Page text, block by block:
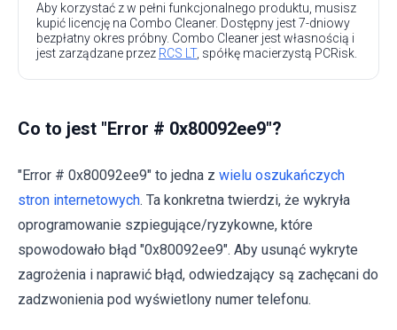
Aby korzystać z w pełni funkcjonalnego produktu, musisz
kupić licencję na Combo Cleaner. Dostępny jest 7-dniowy
bezpłatny okres próbny. Combo Cleaner jest własnością i
jest zarządzane przez RCS LT, spółkę macierzystą PCRisk.
Co to jest "Error # 0x80092ee9"?
"Error # 0x80092ee9" to jedna z wielu oszukańczych
stron internetowych. Ta konkretna twierdzi, że wykryła
oprogramowanie szpiegujące/ryzykowne, które
spowodowało błąd "0x80092ee9". Aby usunąć wykryte
zagrożenia i naprawić błąd, odwiedzający są zachęcani do
zadzwonienia pod wyświetlony numer telefonu.